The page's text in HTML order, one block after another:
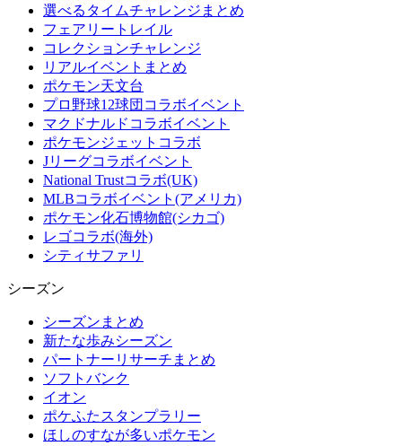
選べるタイムチャレンジまとめ
フェアリートレイル
コレクションチャレンジ
リアルイベントまとめ
ポケモン天文台
プロ野球12球団コラボイベント
マクドナルドコラボイベント
ポケモンジェットコラボ
Jリーグコラボイベント
National Trustコラボ(UK)
MLBコラボイベント(アメリカ)
ポケモン化石博物館(シカゴ)
レゴコラボ(海外)
シティサファリ
シーズン
シーズンまとめ
新たな歩みシーズン
パートナーリサーチまとめ
ソフトバンク
イオン
ポケふたスタンプラリー
ほしのすなが多いポケモン